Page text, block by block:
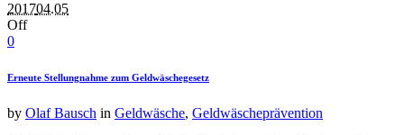
201704.05
Off
0
Erneute Stellungnahme zum Geldwäschegesetz
by Olaf Bausch in Geldwäsche, Geldwäscheprävention